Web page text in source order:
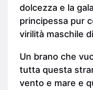
dolcezza e la
principessa pur
virilità maschile
Un brano che
tutta questa
vento e mare e